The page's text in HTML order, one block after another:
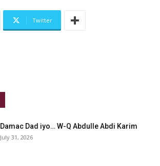
Twitter
Damac Dad iyo… W-Q Abdulle Abdi Karim
July 31, 2026